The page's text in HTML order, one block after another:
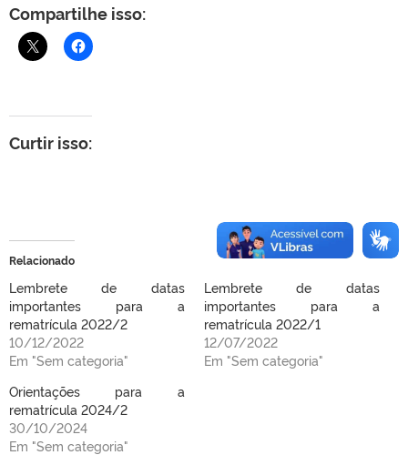
Compartilhe isso:
Curtir isso:
Relacionado
Lembrete de datas
importantes para a
rematrícula 2022/2
10/12/2022
Em "Sem categoria"
Lembrete de datas
importantes para a
rematrícula 2022/1
12/07/2022
Em "Sem categoria"
Orientações para a
rematrícula 2024/2
30/10/2024
Em "Sem categoria"